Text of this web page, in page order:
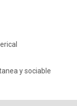
y sociable